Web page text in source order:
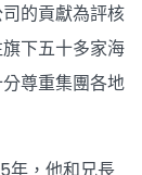
的貢獻為評核
下五十多家海
尊重集團各地